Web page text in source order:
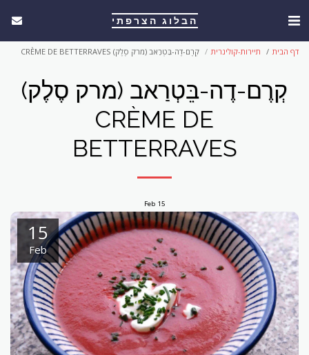
הבלוג הצרפתי
דף הבית תיירות-קולינרית קְרֶם-דֶה-בֵּטְרַאב (מרק סֶלֶק) CRÈME DE BETTERRAVES
קְרֶם-דֶה-בֵּטְרַאב (מרק סֶלֶק)
CRÈME DE
BETTERRAVES
15
Feb
15
Feb